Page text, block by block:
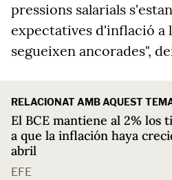
pressions salarials
expectatives d'inflació a
segueixen ancorades",
RELACIONAT AMB AQUEST
El BCE mantiene al 2% los
a que la inflación haya
abril
EFE